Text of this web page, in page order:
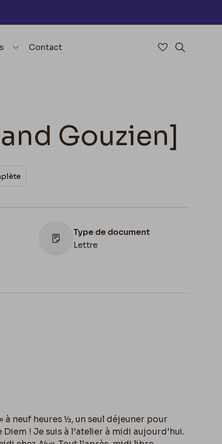
Contact Accéder à
Gouzien]
Type de document
Lettre
Belgique, Bruxelles, Bibliothèque royale
à neuf heures ½, un seul déjeuner pour
! Je suis à l’atelier à midi aujourd’hui.